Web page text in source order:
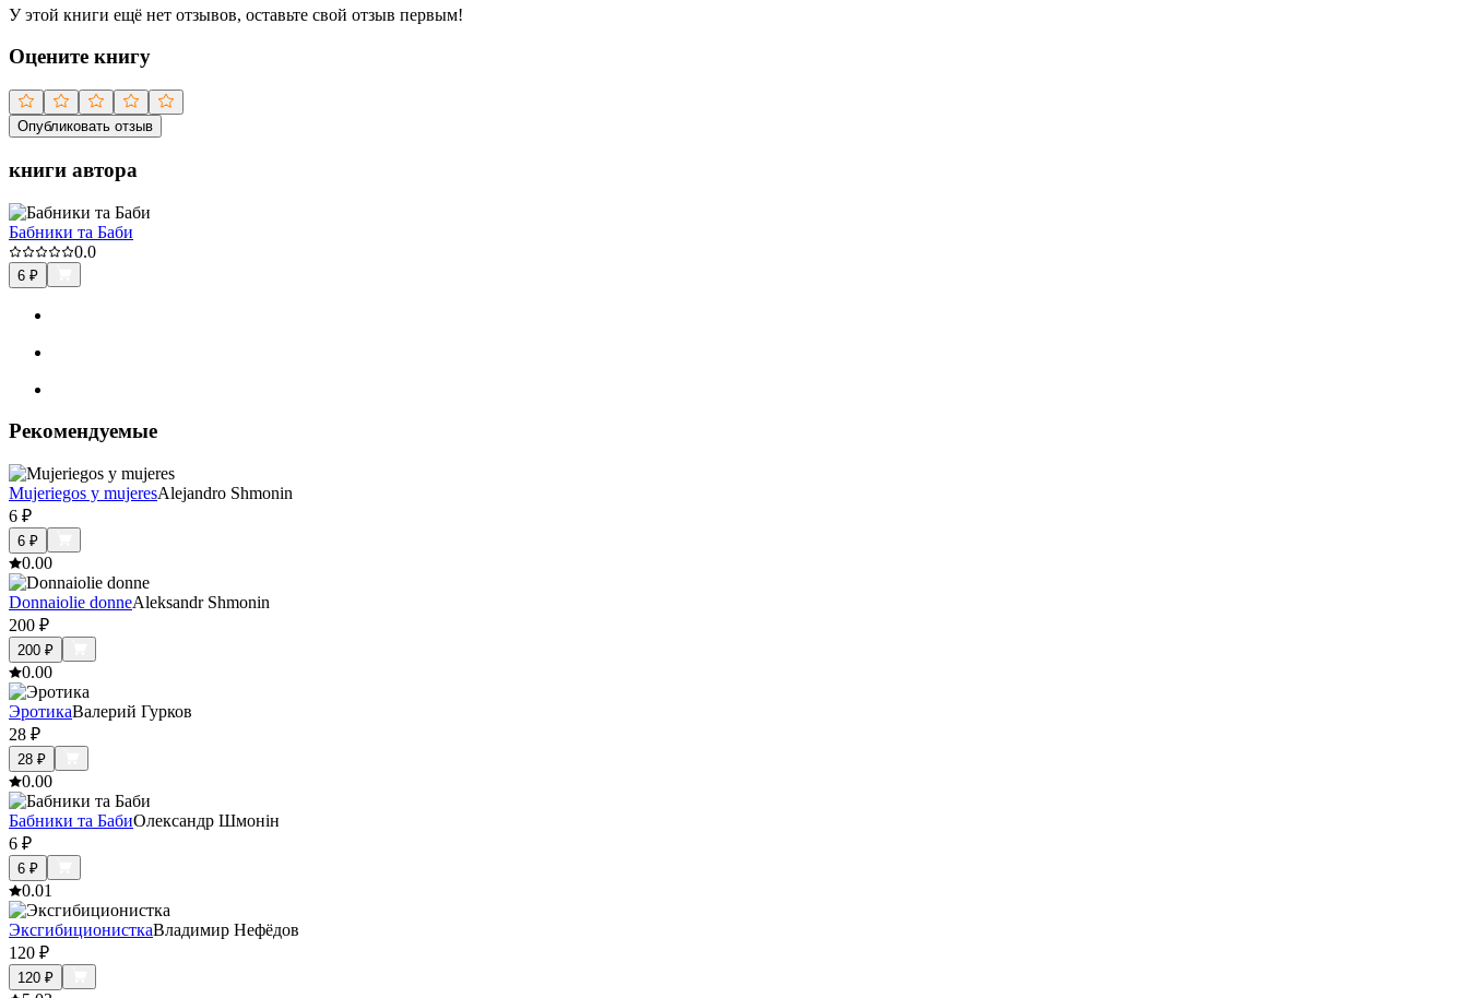
У этой книги ещё нет отзывов, оставьте свой отзыв первым!
Оцените книгу
Опубликовать отзыв
книги автора
Бабники та Баби
0.0
6 ₽
Рекомендуемые
Mujeriegos y mujeresAlejandro Shmonin
6 ₽
6 ₽
0.00
Donnaiolie donneAleksandr Shmonin
200 ₽
200 ₽
0.00
ЭротикаВалерий Гурков
28 ₽
28 ₽
0.00
Бабники та БабиОлександр Шмонiн
6 ₽
6 ₽
0.01
ЭксгибиционисткаВладимир Нефёдов
120 ₽
120 ₽